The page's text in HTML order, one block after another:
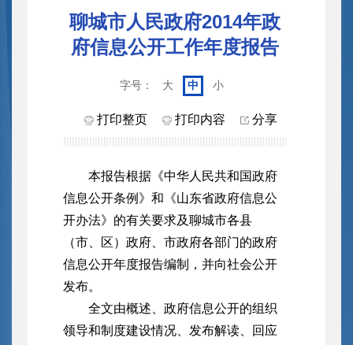
聊城市人民政府2014年政
府信息公开工作年度报告
字号： 大 中 小
打印整页 打印内容 分享
本报告根据《中华人民共和国政府
信息公开条例》和《山东省政府信息公
开办法》的有关要求及聊城市各县
（市、区）政府、市政府各部门的政府
信息公开年度报告编制，并向社会公开
发布。
全文由概述、政府信息公开的组织
领导和制度建设情况、发布解读、回应